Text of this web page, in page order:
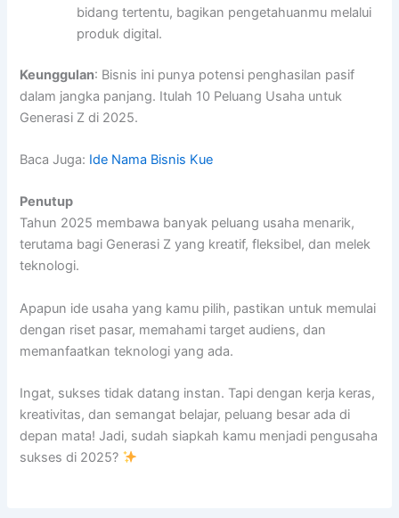
bidang tertentu, bagikan pengetahuanmu melalui
produk digital.
Keunggulan: Bisnis ini punya potensi penghasilan pasif
dalam jangka panjang. Itulah 10 Peluang Usaha untuk
Generasi Z di 2025.
Baca Juga: Ide Nama Bisnis Kue
Penutup
Tahun 2025 membawa banyak peluang usaha menarik,
terutama bagi Generasi Z yang kreatif, fleksibel, dan melek
teknologi.
Apapun ide usaha yang kamu pilih, pastikan untuk memulai
dengan riset pasar, memahami target audiens, dan
memanfaatkan teknologi yang ada.
Ingat, sukses tidak datang instan. Tapi dengan kerja keras,
kreativitas, dan semangat belajar, peluang besar ada di
depan mata! Jadi, sudah siapkah kamu menjadi pengusaha
sukses di 2025?